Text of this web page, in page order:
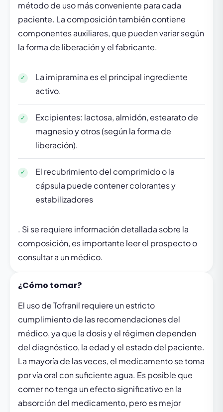
método de uso más conveniente para cada
paciente. La composición también contiene
componentes auxiliares, que pueden variar según
la forma de liberación y el fabricante.
La imipramina es el principal ingrediente
activo.
Excipientes: lactosa, almidón, estearato de
magnesio y otros (según la forma de
liberación).
El recubrimiento del comprimido o la
cápsula puede contener colorantes y
estabilizadores
. Si se requiere información detallada sobre la
composición, es importante leer el prospecto o
consultar a un médico.
¿Cómo tomar?
El uso de Tofranil requiere un estricto
cumplimiento de las recomendaciones del
médico, ya que la dosis y el régimen dependen
del diagnóstico, la edad y el estado del paciente.
La mayoría de las veces, el medicamento se toma
por vía oral con suficiente agua. Es posible que
comer no tenga un efecto significativo en la
absorción del medicamento, pero es mejor